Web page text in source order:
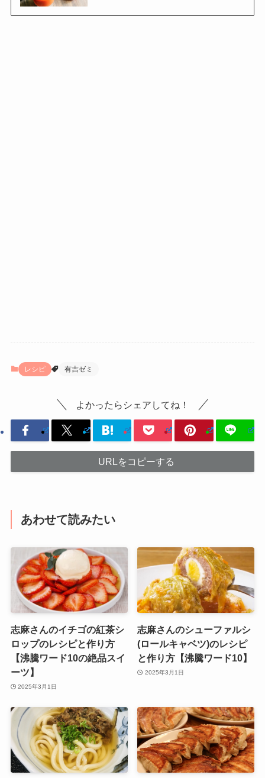
レシピ 有吉ゼミ
よかったらシェアしてね！
URLをコピーする
あわせて読みたい
志麻さんのイチゴの紅茶シ
ロップのレシピと作り方
【沸騰ワード10の絶品スイ
ーツ】
2025年3月1日
志麻さんのシューファルシ
(ロールキャベツ)のレシピ
と作り方【沸騰ワード10】
2025年3月1日